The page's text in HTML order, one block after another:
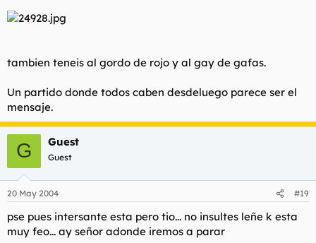
tambien teneis al gordo de rojo y al gay de gafas.
Un partido donde todos caben desdeluego parece ser el
mensaje.
G Guest
Guest
20 May 2004 #19
pse pues intersante esta pero tio... no insultes leñe k esta
muy feo... ay señor adonde iremos a parar